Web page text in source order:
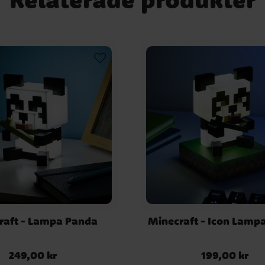
- Lampa Panda
Pris:249,00 kr
249,00 kr
Minecraft - Icon
Pris:199,00 kr
199,00 kr